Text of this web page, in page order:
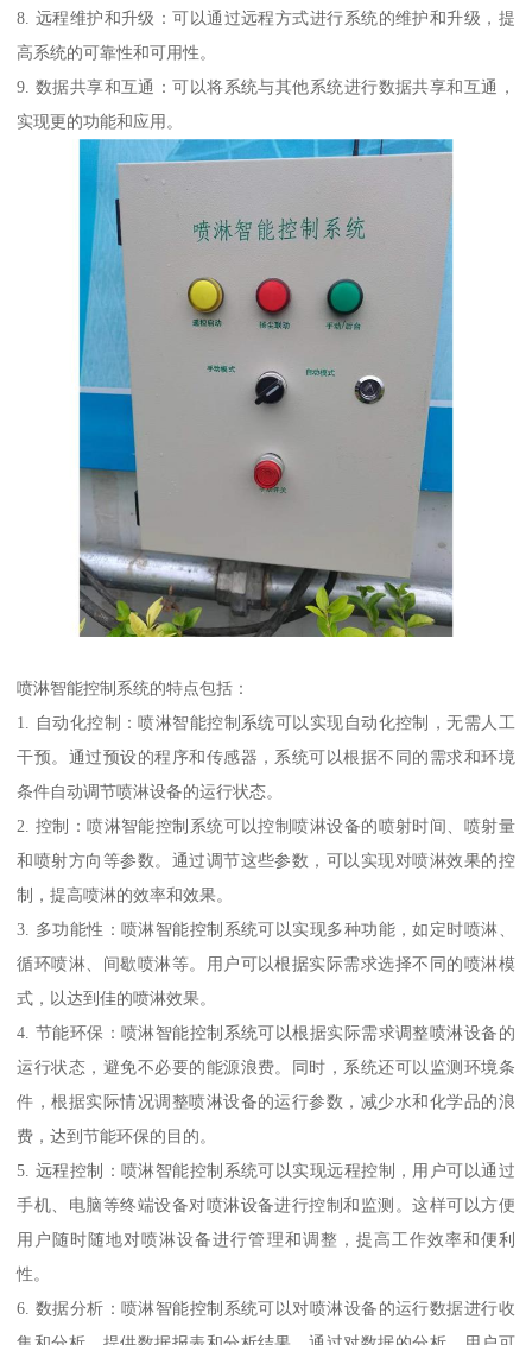
8. 远程维护和升级：可以通过远程方式进行系统的维护和升级，提
高系统的可靠性和可用性。
9. 数据共享和互通：可以将系统与其他系统进行数据共享和互通，
实现更的功能和应用。
喷淋智能控制系统的特点包括：
1. 自动化控制：喷淋智能控制系统可以实现自动化控制，无需人工
干预。通过预设的程序和传感器，系统可以根据不同的需求和环境
条件自动调节喷淋设备的运行状态。
2. 控制：喷淋智能控制系统可以控制喷淋设备的喷射时间、喷射量
和喷射方向等参数。通过调节这些参数，可以实现对喷淋效果的控
制，提高喷淋的效率和效果。
3. 多功能性：喷淋智能控制系统可以实现多种功能，如定时喷淋、
循环喷淋、间歇喷淋等。用户可以根据实际需求选择不同的喷淋模
式，以达到佳的喷淋效果。
4. 节能环保：喷淋智能控制系统可以根据实际需求调整喷淋设备的
运行状态，避免不必要的能源浪费。同时，系统还可以监测环境条
件，根据实际情况调整喷淋设备的运行参数，减少水和化学品的浪
费，达到节能环保的目的。
5. 远程控制：喷淋智能控制系统可以实现远程控制，用户可以通过
手机、电脑等终端设备对喷淋设备进行控制和监测。这样可以方便
用户随时随地对喷淋设备进行管理和调整，提高工作效率和便利
性。
6. 数据分析：喷淋智能控制系统可以对喷淋设备的运行数据进行收